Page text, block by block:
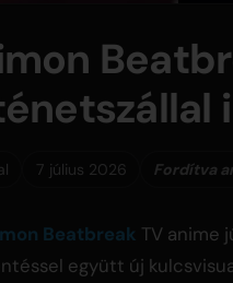
7 július 2026 Fordítva
Beatbreak TV anime
együtt új